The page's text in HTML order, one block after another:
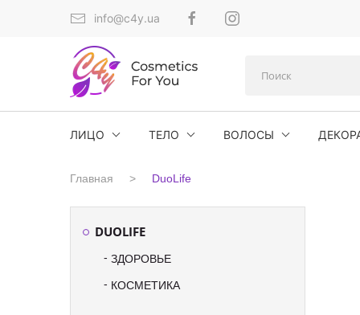
info@c4y.ua
ЛИЦО ТЕЛО ВОЛОСЫ
Главная DuoLife
DUOLIFE
ЗДОРОВЬЕ
КОСМЕТИКА